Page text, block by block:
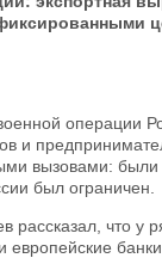
операции
и
вызовами:
был ограничен.
что у
европейские